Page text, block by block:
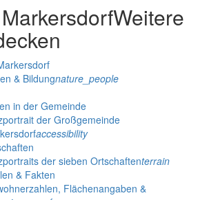
Weitere
& Bildungnature_people
in der Gemeinde
der Großgemeinde
accessibility
der sieben Ortschaftenterrain
& Fakten
Flächenangaben &